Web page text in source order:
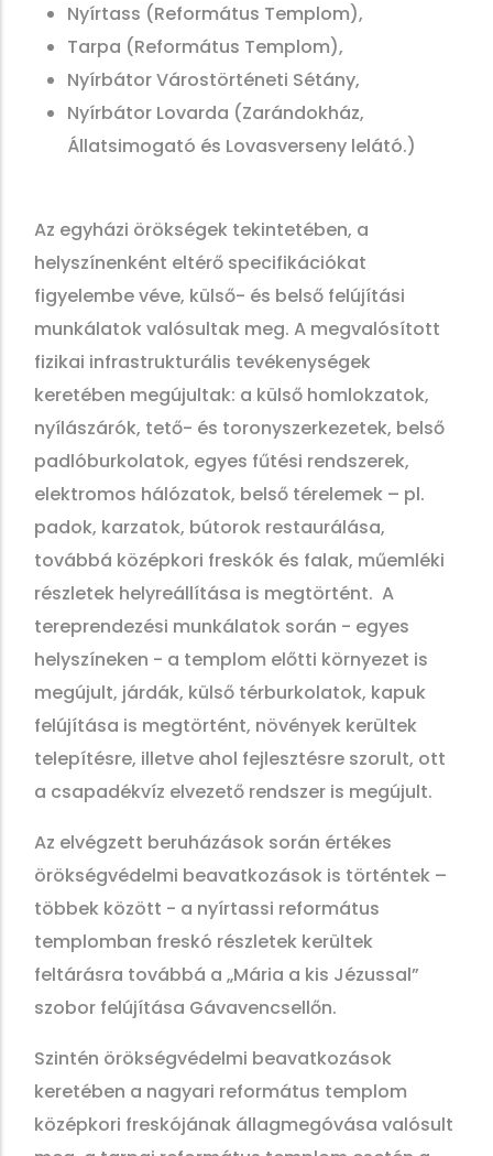
Nyírtass (Református Templom),
Tarpa (Református Templom),
Nyírbátor Várostörténeti Sétány,
Nyírbátor Lovarda (Zarándokház,
Állatsimogató és Lovasverseny lelátó.)
Az egyházi örökségek tekintetében, a
helyszínenként eltérő specifikációkat
figyelembe véve, külső- és belső felújítási
munkálatok valósultak meg. A megvalósított
fizikai infrastrukturális tevékenységek
keretében megújultak: a külső homlokzatok,
nyílászárók, tető- és toronyszerkezetek, belső
padlóburkolatok, egyes fűtési rendszerek,
elektromos hálózatok, belső térelemek – pl.
padok, karzatok, bútorok restaurálása,
továbbá középkori freskók és falak, műemléki
részletek helyreállítása is megtörtént. A
tereprendezési munkálatok során - egyes
helyszíneken - a templom előtti környezet is
megújult, járdák, külső térburkolatok, kapuk
felújítása is megtörtént, növények kerültek
telepítésre, illetve ahol fejlesztésre szorult, ott
a csapadékvíz elvezető rendszer is megújult.
Az elvégzett beruházások során értékes
örökségvédelmi beavatkozások is történtek –
többek között - a nyírtassi református
templomban freskó részletek kerültek
feltárásra továbbá a „Mária a kis Jézussal”
szobor felújítása Gávavencsellőn.
Szintén örökségvédelmi beavatkozások
keretében a nagyari református templom
középkori freskójának állagmegóvása valósult